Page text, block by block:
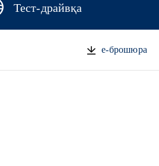
Тест-драйвқа
e-брошюра